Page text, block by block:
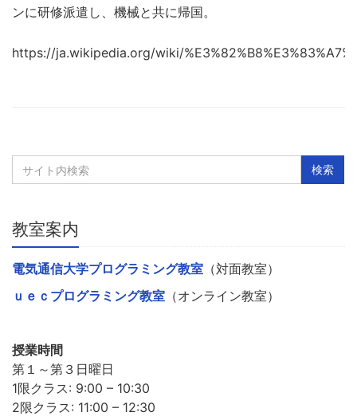
ンに研修派遣し、機械と共に帰国。
https://ja.wikipedia.org/wiki/
教室案内
電気通信大学プログラミング教室 （対面教室）
ｕｅｃプログラミング教室 （オンライン教室）
授業時間
第１～第３日曜日
1限クラス: 9:00 – 10:30
2限クラス: 11:00 – 12:30